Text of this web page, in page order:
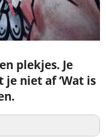
plekjes. Je
niet af ‘Wat is